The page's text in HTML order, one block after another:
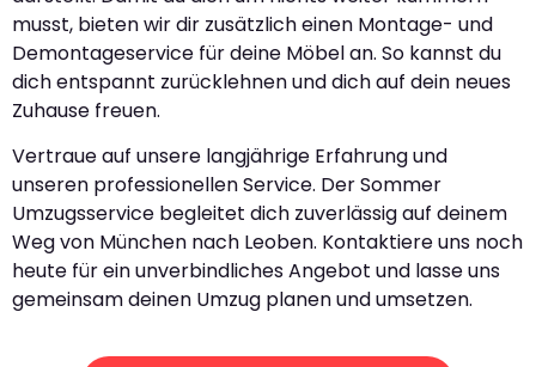
musst, bieten wir dir zusätzlich einen Montage- und
Demontageservice für deine Möbel an. So kannst du
dich entspannt zurücklehnen und dich auf dein neues
Zuhause freuen.
Vertraue auf unsere langjährige Erfahrung und
unseren professionellen Service. Der Sommer
Umzugsservice begleitet dich zuverlässig auf deinem
Weg von München nach Leoben. Kontaktiere uns noch
heute für ein unverbindliches Angebot und lasse uns
gemeinsam deinen Umzug planen und umsetzen.